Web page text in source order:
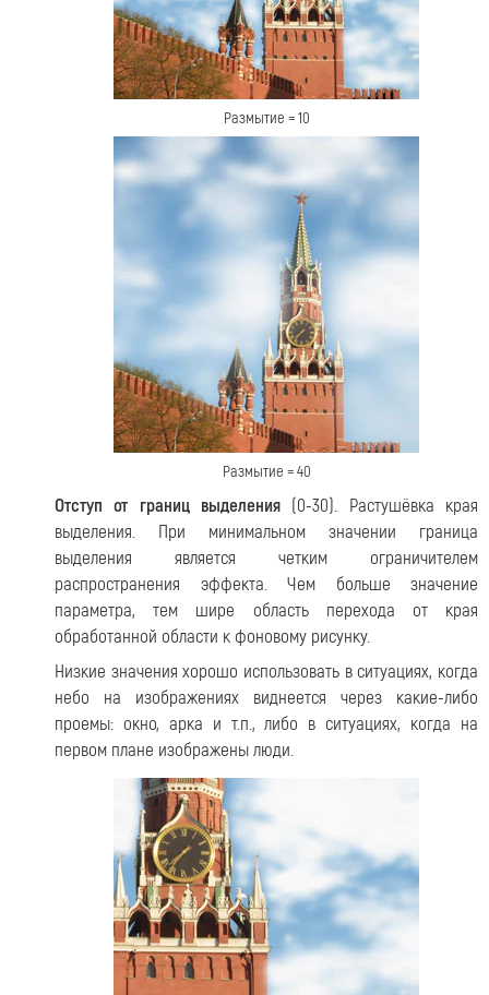
Размытие = 10
Размытие = 40
Отступ от границ выделения (0-30). Растушёвка края
выделения. При минимальном значении граница
выделения является четким ограничителем
распространения эффекта. Чем больше значение
параметра, тем шире область перехода от края
обработанной области к фоновому рисунку.
Низкие значения хорошо использовать в ситуациях, когда
небо на изображениях виднеется через какие-либо
проемы: окно, арка и т.п., либо в ситуациях, когда на
первом плане изображены люди.